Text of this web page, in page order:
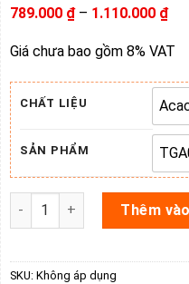
789.000 ₫ – 1.110.000 ₫
từ
Giá chưa bao gồm 8% VAT
CHẤT LIỆU
SẢN PHẨM
Ghế Ăn TGA02 số lượng
Thêm
SKU: Không áp dụng